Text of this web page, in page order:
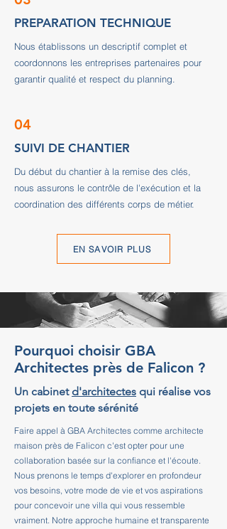
PREPARATION TECHNIQUE
Nous établissons un descriptif complet et
coordonnons les entreprises partenaires pour
garantir qualité et respect du planning.
04
SUIVI DE CHANTIER
Du début du chantier à la remise des clés,
nous assurons le contrôle de l'exécution et la
coordination des différents corps de métier.
EN SAVOIR PLUS
Pourquoi choisir GBA
Architectes près de Falicon ?
Un cabinet d'architectes qui réalise vos
projets en toute sérénité
Faire appel à GBA Architectes comme architecte
maison près de Falicon c'est opter pour une
collaboration basée sur la confiance et l'écoute.
Nous prenons le temps d'explorer en profondeur
vos besoins, votre mode de vie et vos aspirations
pour concevoir une villa qui vous ressemble
vraiment. Notre approche humaine et transparente